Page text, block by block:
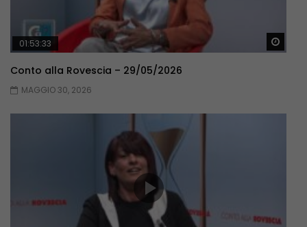
01:53:33
Conto alla Rovescia – 29/05/2026
MAGGIO 30, 2026